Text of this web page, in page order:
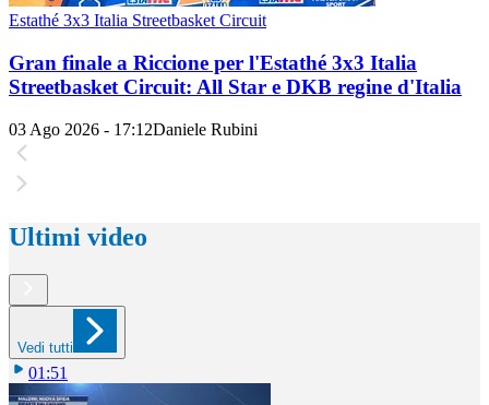
Estathé 3x3 Italia Streetbasket Circuit
Gran finale a Riccione per l'Estathé 3x3 Italia
Streetbasket Circuit: All Star e DKB regine d'Italia
03 Ago 2026 - 17:12Daniele Rubini
Ultimi video
Vedi tutti
01:51